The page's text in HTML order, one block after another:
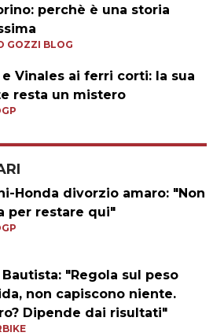
perchè è una storia
GOZZI BLOG
e Vinales ai ferri corti: la sua
resta un mistero
Honda divorzio amaro: "Non
per restare qui"
Bautista: "Regola sul peso
non capiscono niente.
Dipende dai risultati"